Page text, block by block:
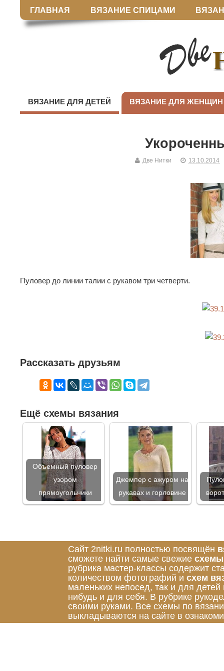
ГЛАВНАЯ ВЯЗАНИЕ СПИЦАМИ
ВЯЗАНИЕ ДЛЯ ДЕТЕЙ ВЯЗАНИЕ ДЛЯ ЖЕНЩИН
Две Нитки 13.10.2014
Пуловер до линии талии с рукавом три четверти.
Рассказать друзьям
Ещё схемы вязания
Объемный пуловер
узором
прямоугольники
Джемпер с ажуром на
рукавах и горловине
Сайт 2nitki.ru полностью посвящён
сможете найти самые свежие схемы
рубрика мастер-классы содержит
количеством фотографий и схем
маленьких непосед, так и для
нибудь и для себя. В рубрике
своими руками. Все схемы по
выкладываются на сайте в